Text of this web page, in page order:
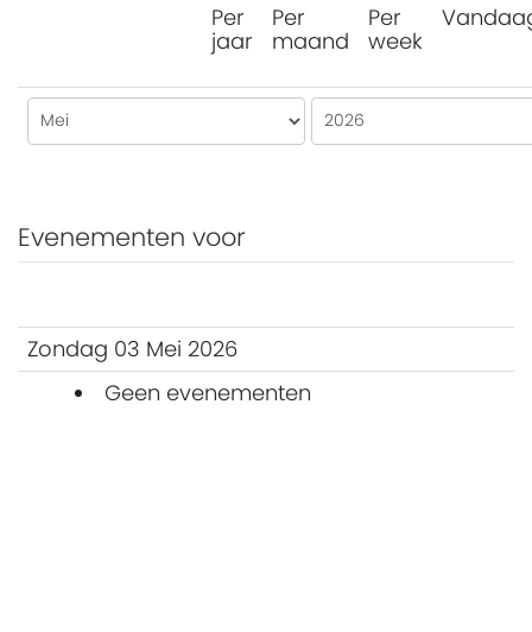
Per
jaar
Per
maand
Per
week
Evenementen voor
Zondag 03 Mei 2026
Geen evenementen